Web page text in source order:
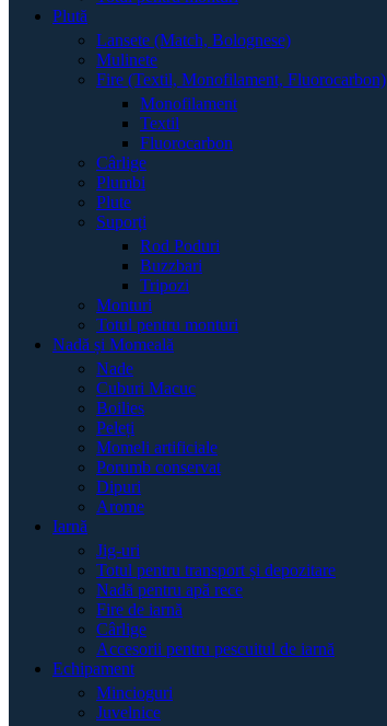
Plută
Lansete (Match, Bolognese)
Mulinete
Fire (Textil, Monofilament, Fluorocarbon)
Monofilament
Textil
Fluorocarbon
Cârlige
Plumbi
Plute
Suporți
Rod Poduri
Buzzbari
Tripozi
Monturi
Totul pentru monturi
Nadă și Momeală
Nade
Cuburi Macuc
Boilies
Peleți
Momeli artificiale
Porumb conservat
Dipuri
Arome
Iarnă
Jig-uri
Totul pentru transport și depozitare
Nadă pentru apă rece
Fire de iarnă
Cârlige
Accesorii pentru pescuitul de iarnă
Echipament
Mincioguri
Juvelnice